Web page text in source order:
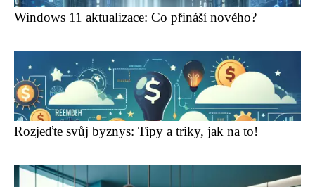
Windows 11 aktualizace: Co přináší nového?
Rozjeďte svůj byznys: Tipy a triky, jak na to!